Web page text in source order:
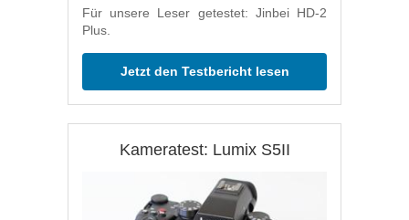
Für unsere Leser getestet: Jinbei HD-2
Plus.
Jetzt den Testbericht lesen
Kameratest: Lumix S5II